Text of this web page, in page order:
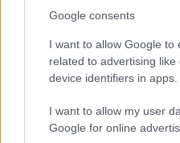
Google consents
I want to allow Google to
related to advertising
device identifiers in apps.
I want to allow my user
Google for online